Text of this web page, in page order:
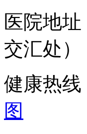
医院地
交汇处）
健康热线
图